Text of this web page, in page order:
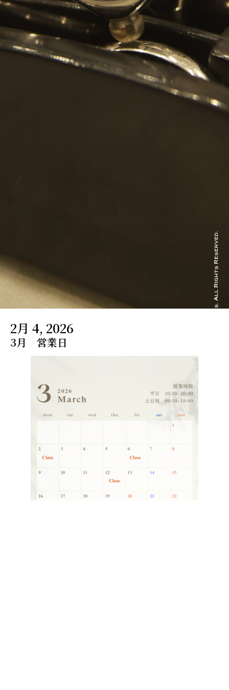
Copyright © 2023 1st canvas. All Rights Reserved.
2月 4, 2026
3月 営業日